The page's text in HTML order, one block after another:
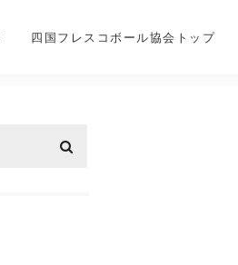
四国フレスコボール協会トップ